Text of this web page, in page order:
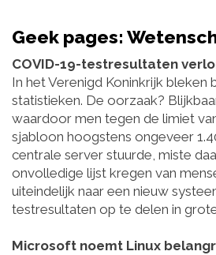
Geek pages:
COVID-19-testresultaten
In het Verenigd Koninkrijk
statistieken. De oorzaak?
waardoor men tegen de limiet
sjabloon hoogstens ongeveer
centrale server stuurde, miste
onvolledige lijst kregen van
uiteindelijk naar een nieuw
testresultaten op te delen in
Microsoft noemt Linux